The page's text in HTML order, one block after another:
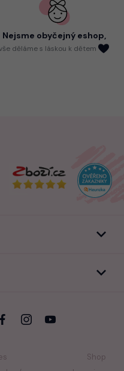
Nejsme obyčejný eshop,
děláme s láskou k dětem
Shop